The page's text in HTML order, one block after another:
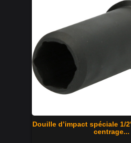
Douille d’impact spéciale 1/
centrage...